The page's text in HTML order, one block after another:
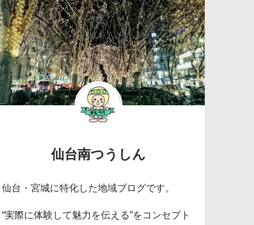
仙台南つうしん
仙台・宮城に特化した地域ブログです。
“実際に体験して魅力を伝える”をコンセプト